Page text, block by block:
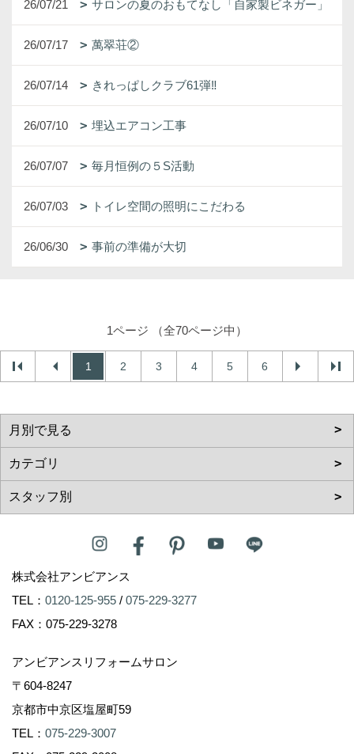
26/07/21 サロンの夏のおもてなし「自家製ビネガー」
26/07/17 萬翠荘②
26/07/14 きれっぱしクラブ61弾‼
26/07/10 埋込エアコン工事
26/07/07 毎月恒例の５S活動
26/07/03 トイレ空間の照明にこだわる
26/06/30 事前の準備が大切
1ページ （全70ページ中）
1 2 3 4 5 6
株式会社アンビアンス
TEL： 0120-125-955 / 075-229-3277
FAX：075-229-3278
アンビアンスリフォームサロン
〒604-8247
京都市中京区塩屋町59
TEL： 075-229-3007